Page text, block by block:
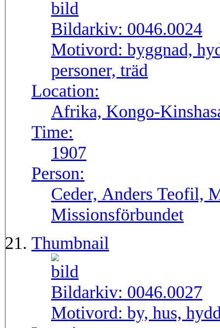
Bildarkiv: 0046.0024
Motivord: byggnad,
personer, träd
Location:
Afrika, Kongo-
Time:
1907
Person:
Ceder, Anders Teofil,
Missionsförbundet
Thumbnail
Bildarkiv: 0046.0027
Motivord: by, hus,